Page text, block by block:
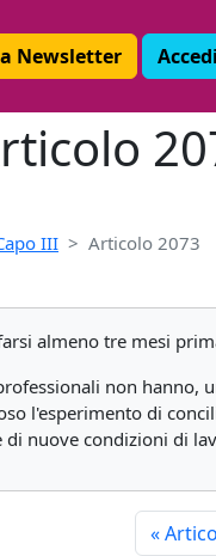
Newsletter Accedi
III Articolo 2073
almeno tre mesi
non
l'esperimento di
nuove condizioni di
«